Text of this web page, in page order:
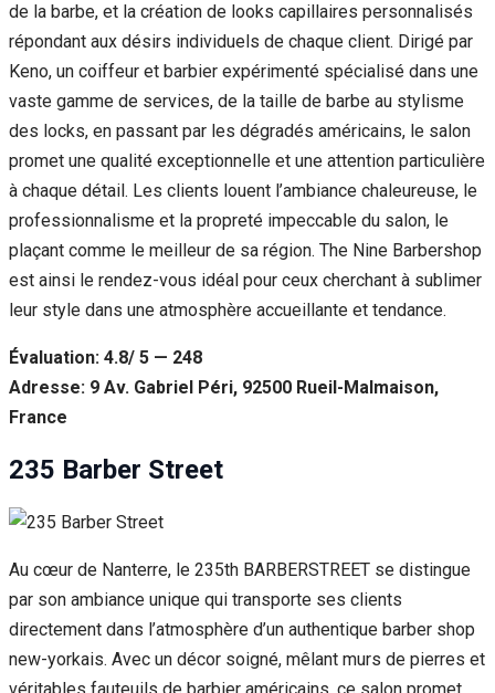
de la barbe, et la création de looks capillaires personnalisés
répondant aux désirs individuels de chaque client. Dirigé par
Keno, un coiffeur et barbier expérimenté spécialisé dans une
vaste gamme de services, de la taille de barbe au stylisme
des locks, en passant par les dégradés américains, le salon
promet une qualité exceptionnelle et une attention particulière
à chaque détail. Les clients louent l’ambiance chaleureuse, le
professionnalisme et la propreté impeccable du salon, le
plaçant comme le meilleur de sa région. The Nine Barbershop
est ainsi le rendez-vous idéal pour ceux cherchant à sublimer
leur style dans une atmosphère accueillante et tendance.
Évaluation: 4.8/ 5 — 248
Adresse: 9 Av. Gabriel Péri, 92500 Rueil-Malmaison,
France
235 Barber Street
Au cœur de Nanterre, le 235th BARBERSTREET se distingue
par son ambiance unique qui transporte ses clients
directement dans l’atmosphère d’un authentique barber shop
new-yorkais. Avec un décor soigné, mêlant murs de pierres et